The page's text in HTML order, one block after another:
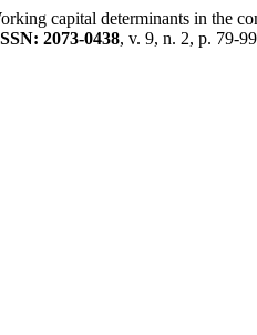
capital determinants in the
2073-0438, v. 9, n. 2, p. 79-